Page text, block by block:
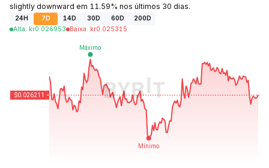
slightly downward em 11.59% nos últimos 30 dias.
24H 7D 14D 30D 60D
200D
Alta: kr0.026953 Baixa: kr0.025315
Última atualização: 2026-08-10, 05:52 GMT+0